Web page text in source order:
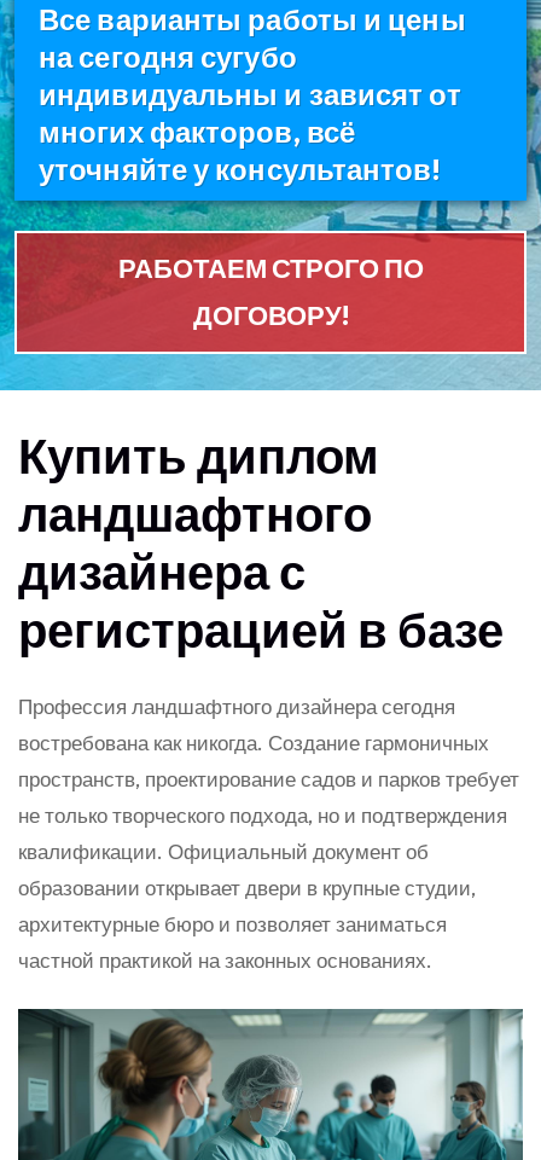
Все варианты работы и цены
на сегодня сугубо
индивидуальны и зависят от
многих факторов, всё
уточняйте у консультантов!
РАБОТАЕМ СТРОГО ПО
ДОГОВОРУ!
Купить диплом
ландшафтного
дизайнера с
регистрацией в базе
Профессия ландшафтного дизайнера сегодня
востребована как никогда. Создание гармоничных
пространств, проектирование садов и парков требует
не только творческого подхода, но и подтверждения
квалификации. Официальный документ об
образовании открывает двери в крупные студии,
архитектурные бюро и позволяет заниматься
частной практикой на законных основаниях.